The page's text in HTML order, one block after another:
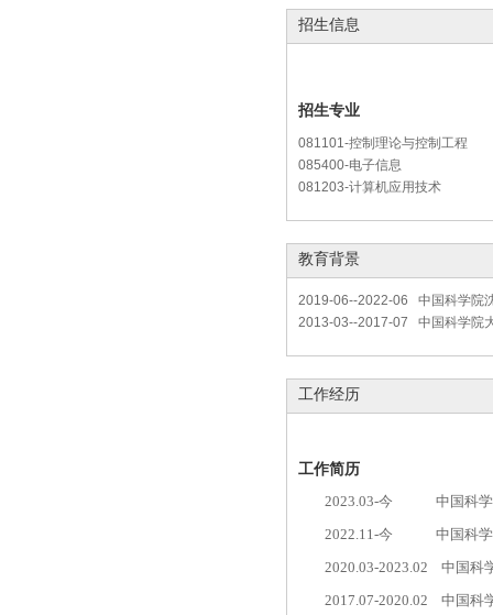
招生信息
招生专业
081101-控制理论与控制工程
085400-电子信息
081203-计算机应用技术
教育背景
2019-06--2022-06 中国科学院
2013-03--2017-07 中国科学院
工作经历
工作简历
2023.03-今 中国科学
2022.11-今
中国科
2020.03-2023.02
中国科
2017.07-2020.02 中国科